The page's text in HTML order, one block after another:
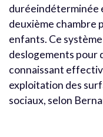
duréeindéterminée
deuxième chambre
enfants. Ce
deslogements pour
connaissant
exploitation des
sociaux, selon